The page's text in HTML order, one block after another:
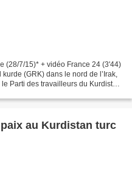
(28/7/15)* + vidéo France 24 (3'44)
(GRK) dans le nord de l’Irak,
Parti des travailleurs du Kurdistan
au Kurdistan turc